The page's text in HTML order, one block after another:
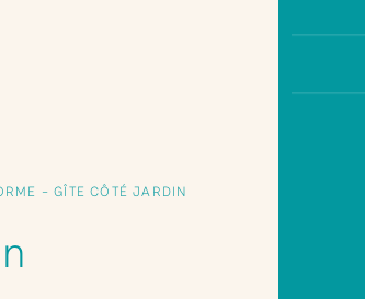
– GÎTE CÔTÉ JARDIN